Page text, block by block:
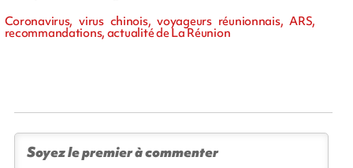
Coronavirus, virus chinois, voyageurs réunionnais, ARS,
recommandations, actualité de La Réunion